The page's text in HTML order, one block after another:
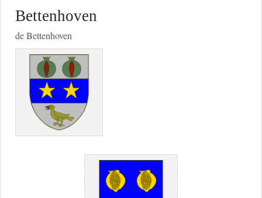
Bettenhoven
de Bettenhoven